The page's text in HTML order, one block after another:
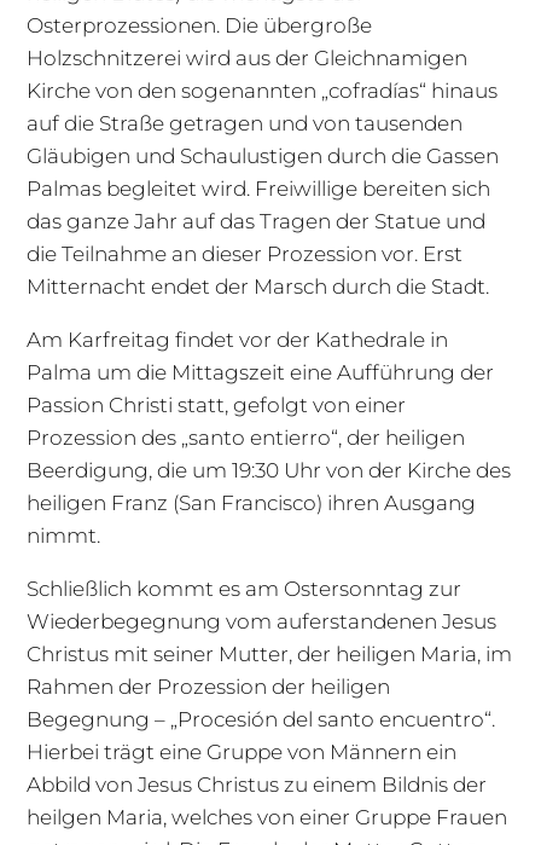
Osterprozessionen. Die übergroße
Holzschnitzerei wird aus der Gleichnamigen
Kirche von den sogenannten „cofradías“ hinaus
auf die Straße getragen und von tausenden
Gläubigen und Schaulustigen durch die Gassen
Palmas begleitet wird. Freiwillige bereiten sich
das ganze Jahr auf das Tragen der Statue und
die Teilnahme an dieser Prozession vor. Erst
Mitternacht endet der Marsch durch die Stadt.
Am Karfreitag findet vor der Kathedrale in
Palma um die Mittagszeit eine Aufführung der
Passion Christi statt, gefolgt von einer
Prozession des „santo entierro“, der heiligen
Beerdigung, die um 19:30 Uhr von der Kirche des
heiligen Franz (San Francisco) ihren Ausgang
nimmt.
Schließlich kommt es am Ostersonntag zur
Wiederbegegnung vom auferstandenen Jesus
Christus mit seiner Mutter, der heiligen Maria, im
Rahmen der Prozession der heiligen
Begegnung – „Procesión del santo encuentro“.
Hierbei trägt eine Gruppe von Männern ein
Abbild von Jesus Christus zu einem Bildnis der
heilgen Maria, welches von einer Gruppe Frauen